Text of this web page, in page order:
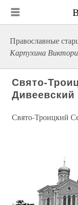
Православные
Карпухина
Свято-
Свято-Троицкий